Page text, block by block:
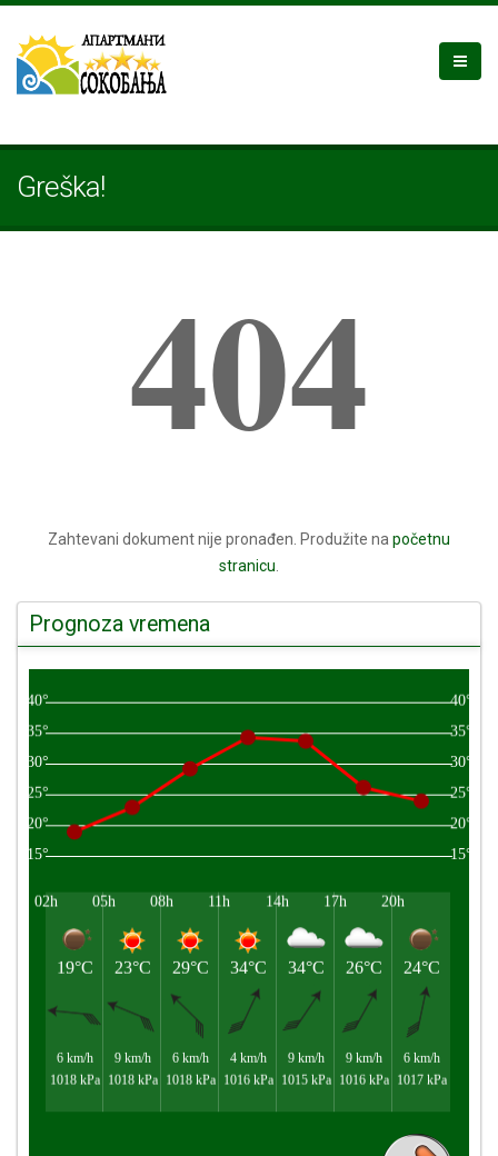
Greška!
404
Zahtevani dokument nije pronađen. Produžite na početnu
stranicu
Prognoza vremena